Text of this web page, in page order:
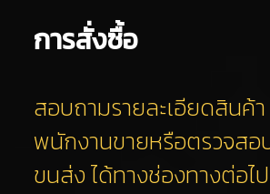
การสั่งซื้อ
สอบถามรายละเอียดสินค้
พนักงานขายหรือตรวจสอ
ขนส่ง ได้ทางช่องทางต่อไ